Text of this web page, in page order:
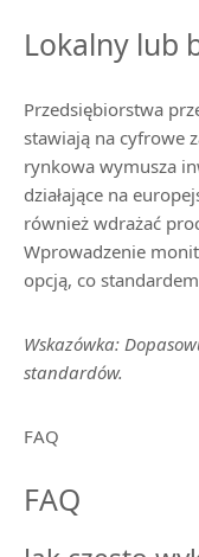
Lokalny lub
Przedsiębiorstwa
stawiają na cyfrowe
rynkowa wymusza
działające na
również wdrażać
Wprowadzenie
opcją, co
Wskazówka:
standardów.
FAQ
FAQ